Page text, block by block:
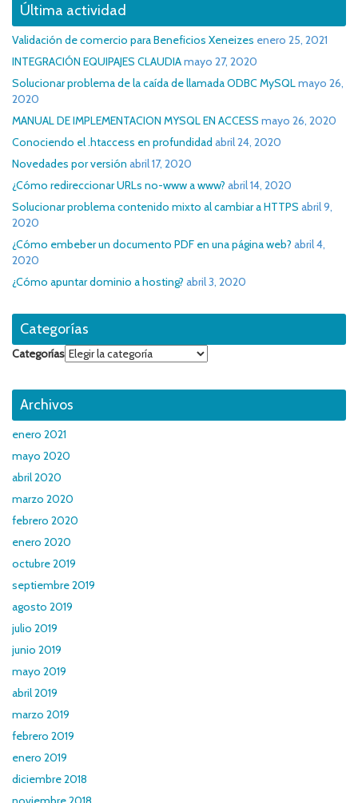
Última actividad
Validación de comercio para Beneficios Xeneizes enero 25, 2021
INTEGRACIÓN EQUIPAJES CLAUDIAmayo 27, 2020
Solucionar problema de la caída de llamada ODBC MySQLmayo 26,
2020
MANUAL DE IMPLEMENTACION MYSQL EN ACCESS mayo 26, 2020
Conociendo el .htaccess en profundidad abril 24, 2020
Novedades por versión abril 17, 2020
¿Cómo redireccionar URLs no-www a www? abril 14, 2020
Solucionar problema contenido mixto al cambiar a HTTPS abril 9,
2020
¿Cómo embeber un documento PDF en una página web? abril 4,
2020
¿Cómo apuntar dominio a hosting? abril 3, 2020
Categorías
Categorías
Archivos
enero 2021
mayo 2020
abril 2020
marzo 2020
febrero 2020
enero 2020
octubre 2019
septiembre 2019
agosto 2019
julio 2019
junio 2019
mayo 2019
abril 2019
marzo 2019
febrero 2019
enero 2019
diciembre 2018